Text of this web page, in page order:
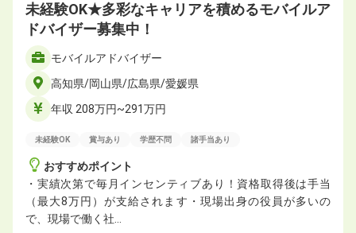
未経験OK★多彩なキャリアを積めるモバイルア
ドバイザー募集中！
モバイルアドバイザー
高知県/岡山県/広島県/愛媛県
年収 208万円~291万円
未経験OK 賞与あり 学歴不問 諸手当あり
おすすめポイント
・実績次第で毎月インセンティブあり！資格取得後は手当
（最大8万円）が支給されます・現場出身の役員が多いの
で、現場で働く社…